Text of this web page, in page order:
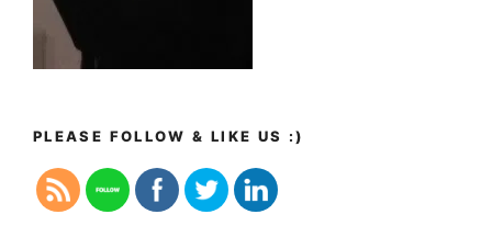
PLEASE FOLLOW & LIKE US :)